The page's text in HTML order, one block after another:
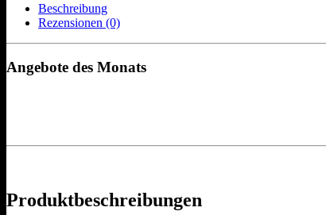
Beschreibung
Rezensionen (0)
Angebote des Monats
Produktbeschreibungen